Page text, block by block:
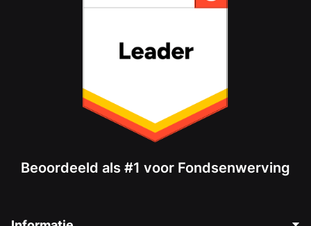
Beoordeeld als #1 voor Fondsenwerving